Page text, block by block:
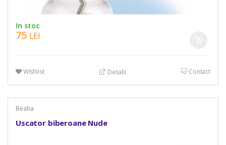
In stoc
75 LEI
Wishlist Detalii Contact
Beaba
Uscator biberoane Nude